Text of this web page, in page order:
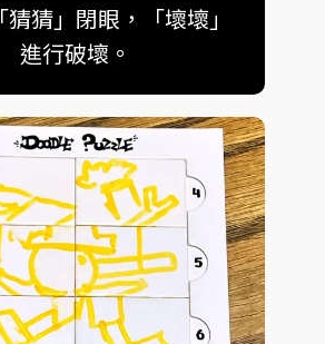
猜」閉眼，「壞壞」
進行破壞。